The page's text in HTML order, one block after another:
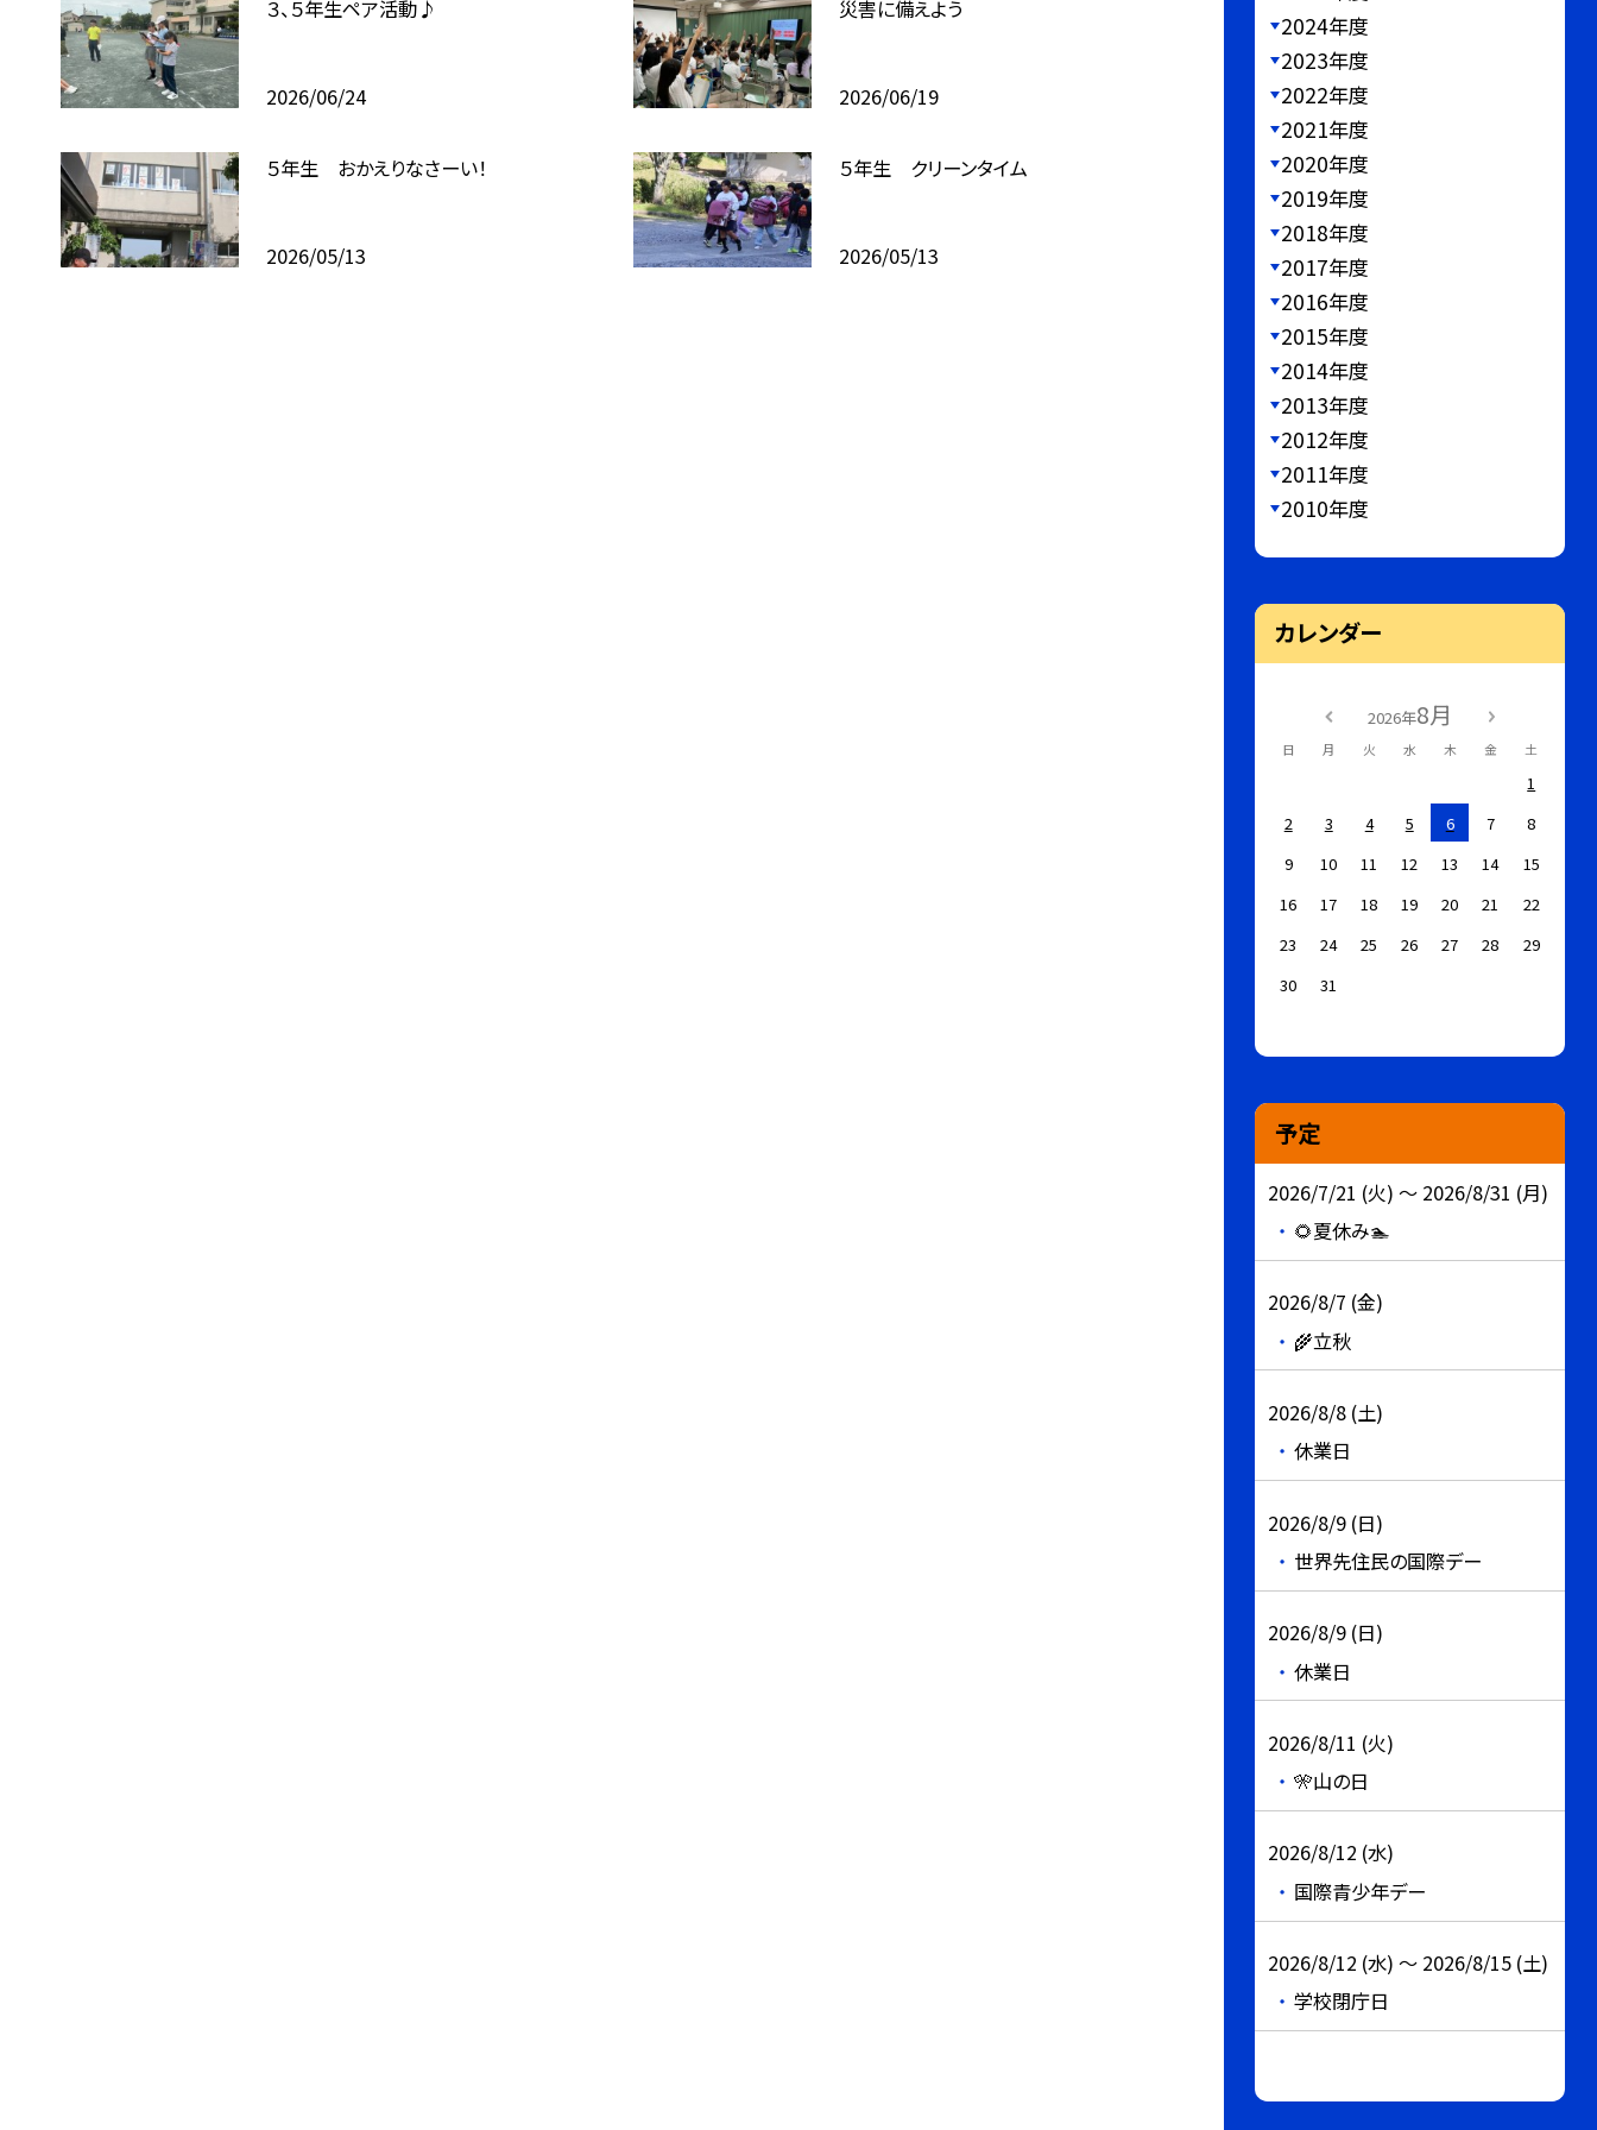
３、５年生ペア活動♪
2026/06/24
災害に備えよう
2026/06/19
５年生 おかえりなさーい！
2026/05/13
５年生 クリーンタイム
2026/05/13
2024年度
2023年度
2022年度
2021年度
2020年度
2019年度
2018年度
2017年度
2016年度
2015年度
2014年度
2013年度
2012年度
2011年度
2010年度
カレンダー
2026年8月
日 月 火 水 木 金 土
1
2
3 4 5 6 7
8
9
10 11 12 13 14
15
16
17 18 19 20 21
22
23
24 25 26 27 28
29
30
31
予定
2026/7/21 (火) ～ 2026/8/31 (月)
🌻夏休み🏊
2026/8/7 (金)
🌾立秋
2026/8/8 (土)
休業日
2026/8/9 (日)
世界先住民の国際デー
2026/8/9 (日)
休業日
2026/8/11 (火)
🎌山の日
2026/8/12 (水)
国際青少年デー
2026/8/12 (水) ～ 2026/8/15 (土)
学校閉庁日